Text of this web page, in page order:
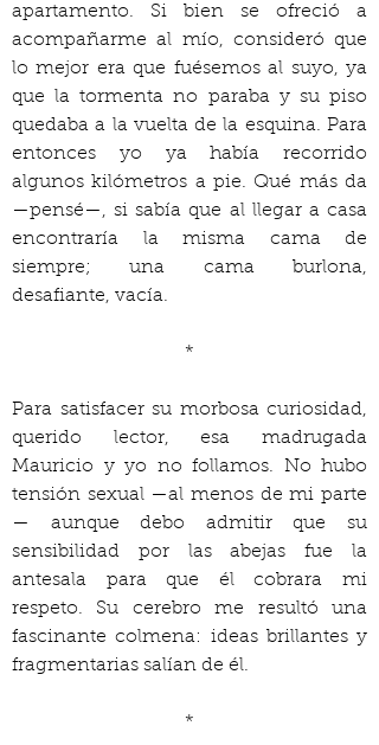
apartamento. Si bien se ofreció a
acompañarme al mío, consideró que
lo mejor era que fuésemos al suyo, ya
que la tormenta no paraba y su piso
quedaba a la vuelta de la esquina. Para
entonces yo ya había recorrido
algunos kilómetros a pie. Qué más da
—pensé—, si sabía que al llegar a casa
encontraría la misma cama de
siempre; una cama burlona,
desafiante, vacía.
*
Para satisfacer su morbosa curiosidad,
querido lector, esa madrugada
Mauricio y yo no follamos. No hubo
tensión sexual —al menos de mi parte
— aunque debo admitir que su
sensibilidad por las abejas fue la
antesala para que él cobrara mi
respeto. Su cerebro me resultó una
fascinante colmena: ideas brillantes y
fragmentarias salían de él.
*